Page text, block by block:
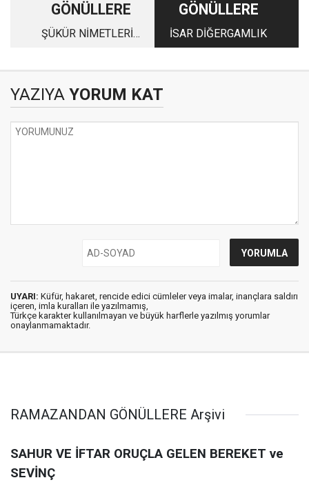
GÖNÜLLERE
ŞÜKÜR NİMETLERİN
GÖNÜLLERE
İSAR DİĞERGAMLIK
YAZIYA YORUM KAT
UYARI: Küfür, hakaret, rencide edici cümleler veya imalar, inançlara saldırı
içeren, imla kuralları ile yazılmamış,
Türkçe karakter kullanılmayan ve büyük harflerle yazılmış yorumlar
onaylanmamaktadır.
RAMAZANDAN GÖNÜLLERE Arşivi
SAHUR VE İFTAR ORUÇLA GELEN BEREKET ve
SEVİNÇ